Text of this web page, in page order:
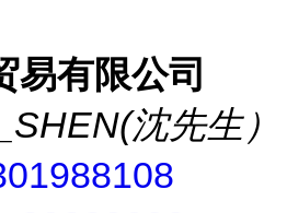
易有限公司
沈先生）